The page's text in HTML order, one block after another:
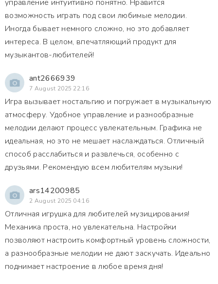
управление интуитивно понятно. Нравится
возможность играть под свои любимые мелодии.
Иногда бывает немного сложно, но это добавляет
интереса. В целом, впечатляющий продукт для
музыкантов-любителей!
ant2666939
7 August 2025 22:16
Игра вызывает ностальгию и погружает в музыкальную
атмосферу. Удобное управление и разнообразные
мелодии делают процесс увлекательным. Графика не
идеальная, но это не мешает наслаждаться. Отличный
способ расслабиться и развлечься, особенно с
друзьями. Рекомендую всем любителям музыки!
ars14200985
2 August 2025 04:16
Отличная игрушка для любителей музицирования!
Механика проста, но увлекательна. Настройки
позволяют настроить комфортный уровень сложности,
а разнообразные мелодии не дают заскучать. Идеально
поднимает настроение в любое время дня!